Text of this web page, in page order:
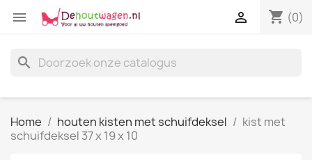
 shopping_cart (0)

search
Home houten kisten met schuifdeksel
kist met
schuifdeksel 37 x 19 x 10